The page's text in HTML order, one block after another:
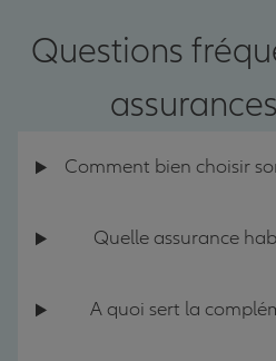
Questions
Comment bien choisir
Quelle assurance
A quoi sert la